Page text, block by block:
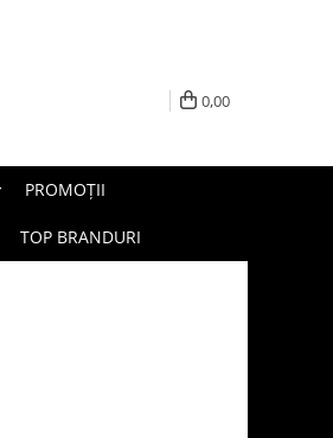
0,00
PROMOȚII
TOP BRANDURI